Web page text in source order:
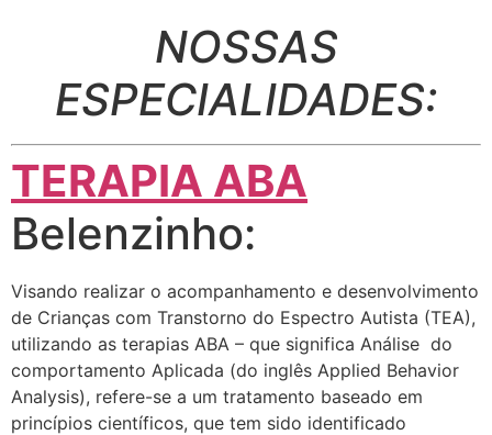
NOSSAS
ESPECIALIDADES:
TERAPIA ABA
Belenzinho:
Visando realizar o acompanhamento e desenvolvimento
de Crianças com Transtorno do Espectro Autista (TEA),
utilizando as terapias ABA – que significa Análise do
comportamento Aplicada (do inglês Applied Behavior
Analysis), refere-se a um tratamento baseado em
princípios científicos, que tem sido identificado